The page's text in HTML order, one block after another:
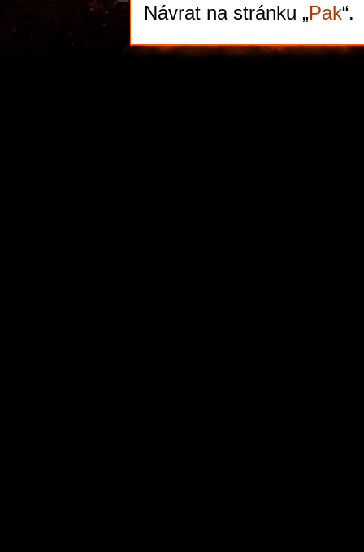
Návrat na stránku „Pak“.